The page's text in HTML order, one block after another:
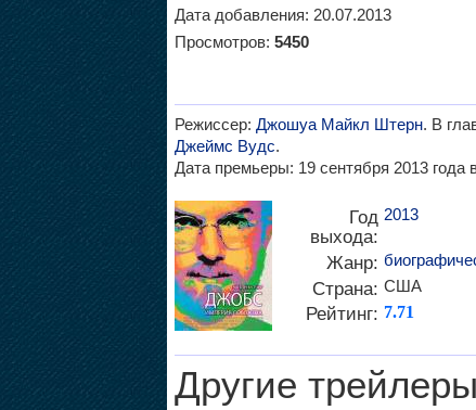
Дата добавления: 20.07.2013
Просмотров: 5450
Режиссер: Джошуа Майкл Штерн. В
Джеймс Вудс.
Дата премьеры: 19 сентября 2013 года
Год
выхода:
2013
Жанр:
Страна: США
Рейтинг: 7.71
Другие